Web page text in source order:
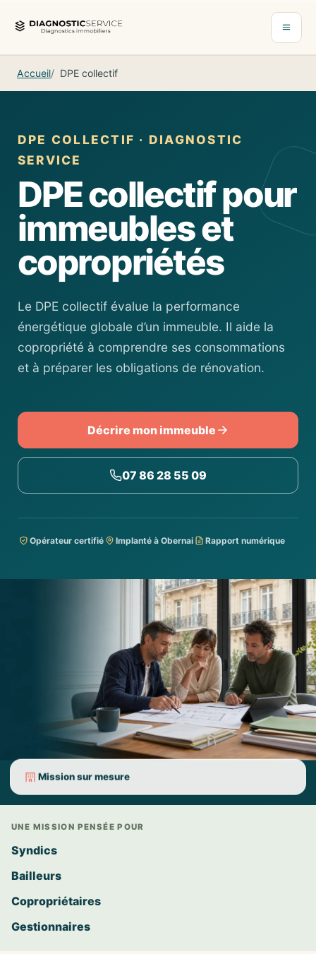
Ouvrir
Accueil DPE collectif
DPE COLLECTIF · DIAGNOSTIC
SERVICE
DPE collectif pour
immeubles et
copropriétés
Le DPE collectif évalue la performance
énergétique globale d’un immeuble. Il aide la
copropriété à comprendre ses consommations
et à préparer les obligations de rénovation.
Décrire mon immeuble
07 86 28 55 09
Opérateur certifié Implanté à Obernai Rapport numérique
Mission sur mesure
UNE MISSION PENSÉE POUR
Syndics
Bailleurs
Copropriétaires
Gestionnaires